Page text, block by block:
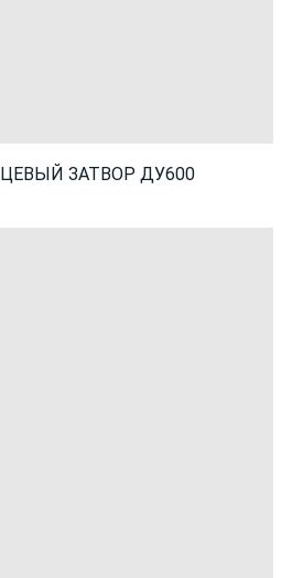
ЗАТВОР ДУ600